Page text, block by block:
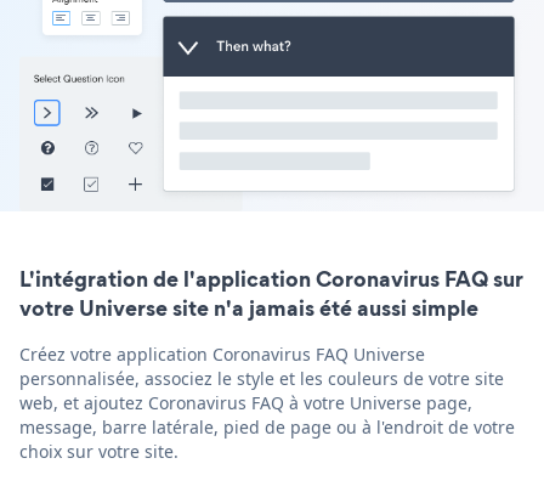
L'intégration de l'application Coronavirus FAQ sur
votre Universe site n'a jamais été aussi simple
Créez votre application Coronavirus FAQ Universe
personnalisée, associez le style et les couleurs de votre site
web, et ajoutez Coronavirus FAQ à votre Universe page,
message, barre latérale, pied de page ou à l'endroit de votre
choix sur votre site.